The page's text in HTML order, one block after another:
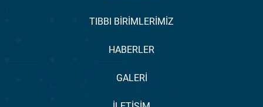
TIBBI BİRİMLERİMİZ
HABERLER
GALERİ